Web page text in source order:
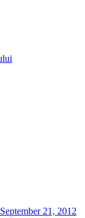
September 21, 2012